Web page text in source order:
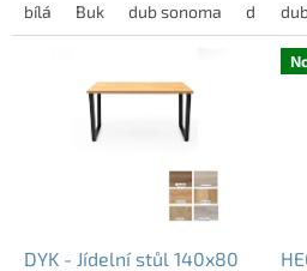
široký výběr rozměrů i dekorů
a každý rozměr lze...
bílá Buk dub sonoma dub cm
DYK - Jídelní stůl 140x80